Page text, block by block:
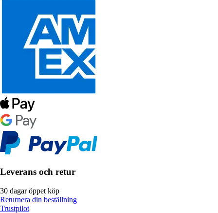
Leverans och retur
30 dagar öppet köp
Returnera din beställning
Trustpilot